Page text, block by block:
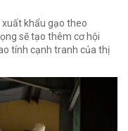
khẩu gạo theo
sẽ tạo thêm cơ hội
tính cạnh tranh của thị